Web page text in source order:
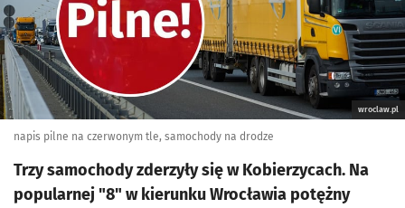
wroclaw.pl
napis pilne na czerwonym tle, samochody na drodze
Trzy samochody zderzyły się w Kobierzycach. Na
popularnej "8" w kierunku Wrocławia potężny